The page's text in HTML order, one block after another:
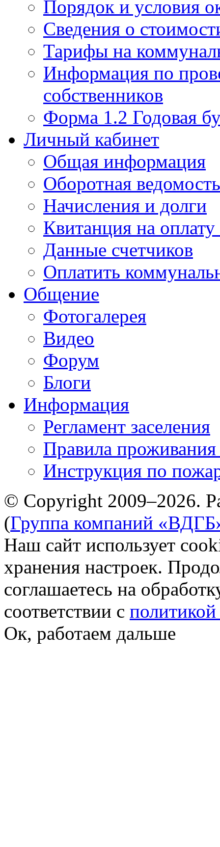
Порядок и условия
Сведения о
Тарифы на
Информация по
собственников
Форма 1.2 Годовая
Личный кабинет
Общая информация
Оборотная ведомость
Начисления и долги
Квитанция на
Данные счетчиков
Оплатить
Общение
Фотогалерея
Видео
Форум
Блоги
Информация
Регламент заселения
Правила
Инструкция по
© Copyright 2009–2026.
(Группа компаний
Наш сайт использует
хранения настроек.
соглашаетесь на
соответствии с
Ок, работаем дальше